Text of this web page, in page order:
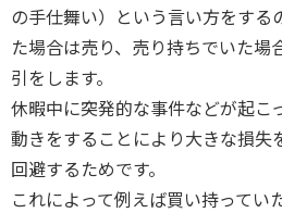
の手仕舞い）という言い方をする
た場合は売り、売り持ちでいた場
引をします。
休暇中に突発的な事件などが起こ
動きをすることにより大きな損失
回避するためです。
これによって例えば買い持ってい